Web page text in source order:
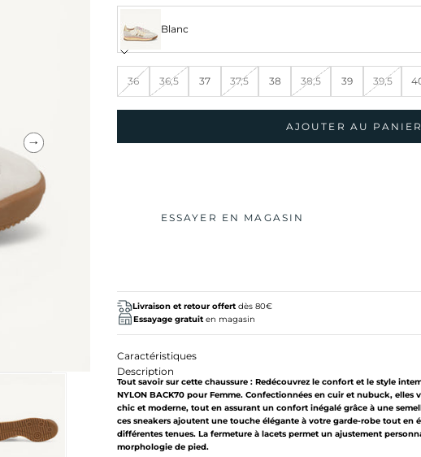
Suivant
Blanc
36 36,5 37 37,5 38 38,5 39 39,5
AJOUTER AU PANIER
ESSAYER EN MAGASIN
Livraison et retour offert dès 80€
Essayage gratuit en magasin
Caractéristiques
Description
Tout savoir sur cette chaussure : Redécouvrez le confort et le style
NYLON BACK70 pour Femme. Confectionnées en cuir et nubuck, elles
chic et moderne, tout en assurant un confort inégalé grâce à une
ces sneakers ajoutent une touche élégante à votre garde-robe tout en
différentes tenues. La fermeture à lacets permet un ajustement
morphologie de pied.